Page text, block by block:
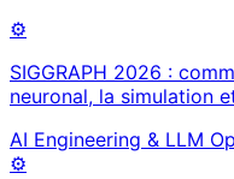
⚙️
SIGGRAPH 2026 :
neuronal, la simulation
AI Engineering & LLM
⚙️